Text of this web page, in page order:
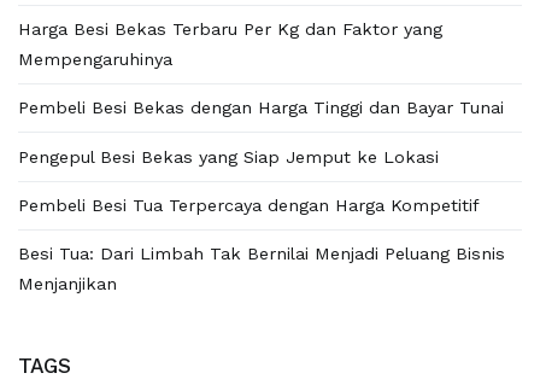
Harga Besi Bekas Terbaru Per Kg dan Faktor yang
Mempengaruhinya
Pembeli Besi Bekas dengan Harga Tinggi dan Bayar Tunai
Pengepul Besi Bekas yang Siap Jemput ke Lokasi
Pembeli Besi Tua Terpercaya dengan Harga Kompetitif
Besi Tua: Dari Limbah Tak Bernilai Menjadi Peluang Bisnis
Menjanjikan
TAGS